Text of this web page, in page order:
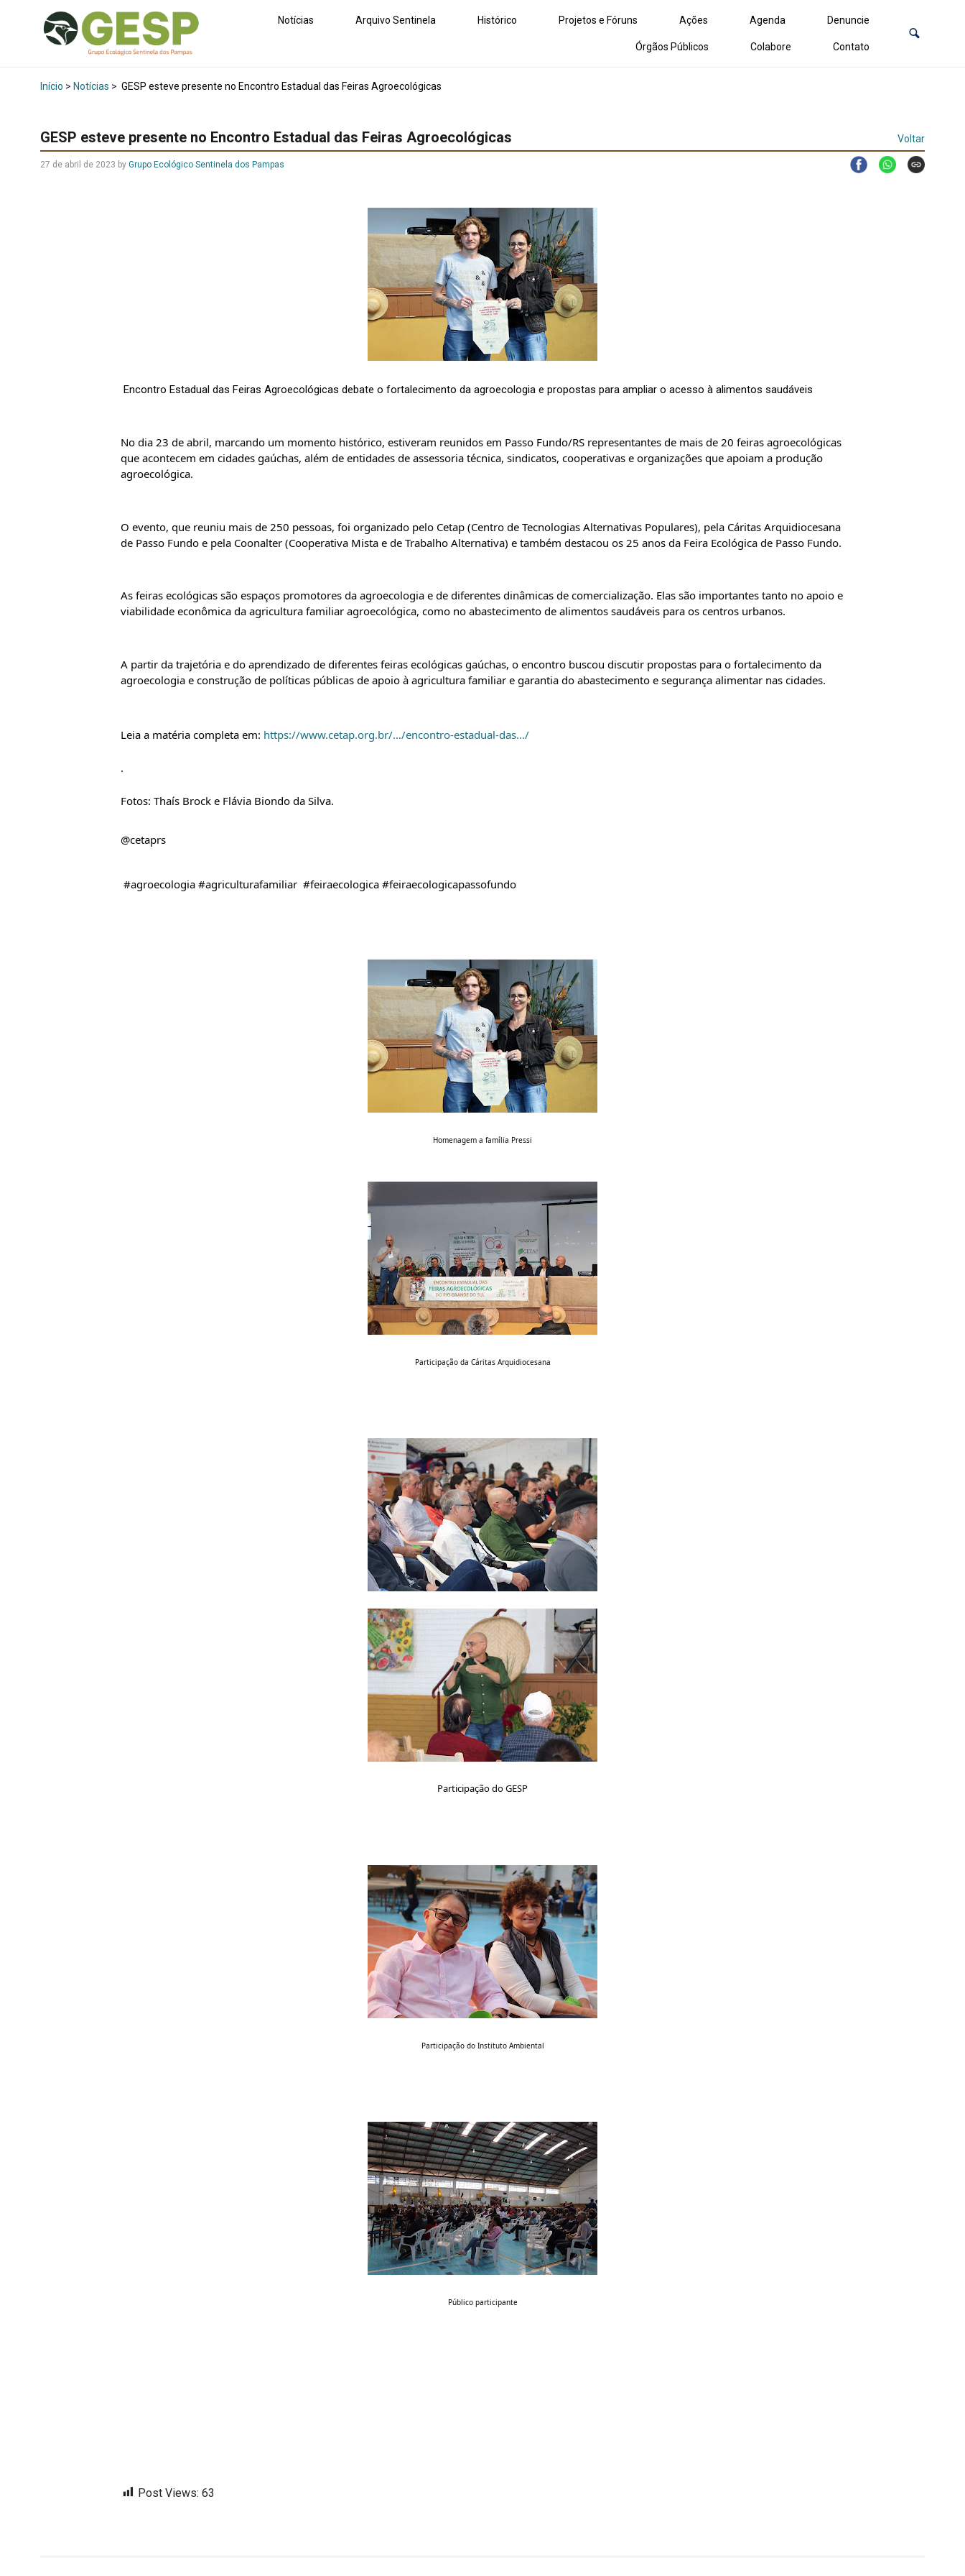
Notícias Arquivo Sentinela Histórico Projetos e Fóruns Ações Agenda Denuncie
Órgãos Públicos Colabore Contato
Início > Notícias > GESP esteve presente no Encontro Estadual das Feiras Agroecológicas
GESP esteve presente no Encontro Estadual das Feiras Agroecológicas Voltar
27 de abril de 2023 by Grupo Ecológico Sentinela dos Pampas
Encontro Estadual das Feiras Agroecológicas debate o fortalecimento da agroecologia e propostas para ampliar o acesso à alimentos saudáveis
No dia 23 de abril, marcando um momento histórico, estiveram reunidos em Passo Fundo/RS representantes de mais de 20 feiras agroecológicas
que acontecem em cidades gaúchas, além de entidades de assessoria técnica, sindicatos, cooperativas e organizações que apoiam a produção
agroecológica.
O evento, que reuniu mais de 250 pessoas, foi organizado pelo Cetap (Centro de Tecnologias Alternativas Populares), pela Cáritas Arquidiocesana
de Passo Fundo e pela Coonalter (Cooperativa Mista e de Trabalho Alternativa) e também destacou os 25 anos da Feira Ecológica de Passo Fundo.
As feiras ecológicas são espaços promotores da agroecologia e de diferentes dinâmicas de comercialização. Elas são importantes tanto no apoio e
viabilidade econômica da agricultura familiar agroecológica, como no abastecimento de alimentos saudáveis para os centros urbanos.
A partir da trajetória e do aprendizado de diferentes feiras ecológicas gaúchas, o encontro buscou discutir propostas para o fortalecimento da
agroecologia e construção de políticas públicas de apoio à agricultura familiar e garantia do abastecimento e segurança alimentar nas cidades.
Leia a matéria completa em: https://www.cetap.org.br/…/encontro-estadual-das…/
.
Fotos: Thaís Brock e Flávia Biondo da Silva.
@cetaprs
#agroecologia #agriculturafamiliar  #feiraecologica #feiraecologicapassofundo
Homenagem a família Pressi
Participação da Cáritas Arquidiocesana
Participação do GESP
Participação do Instituto Ambiental
Público participante
Post Views: 63